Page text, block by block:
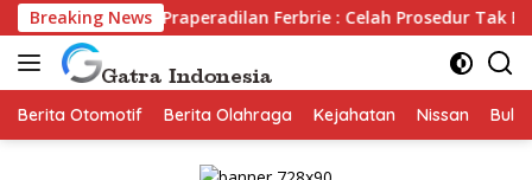
Langsung
ke
konten
Breaking News
Praperadilan Ferbrie : Celah Prosedur Tak Bisa Halalkan
Berita Otomotif Berita Olahraga Kejahatan Nissan